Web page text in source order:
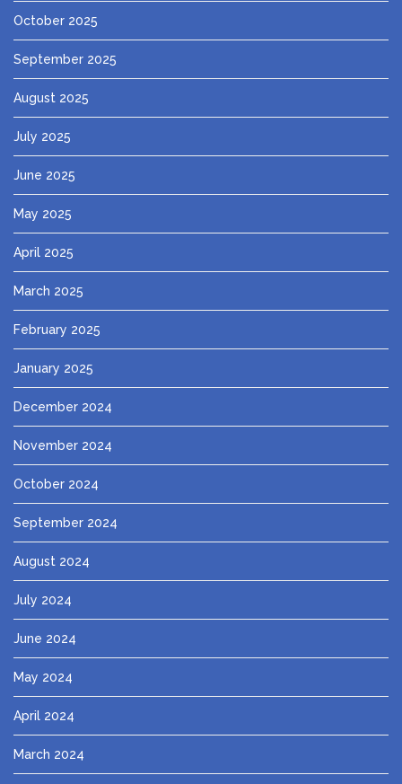
October 2025
September 2025
August 2025
July 2025
June 2025
May 2025
April 2025
March 2025
February 2025
January 2025
December 2024
November 2024
October 2024
September 2024
August 2024
July 2024
June 2024
May 2024
April 2024
March 2024